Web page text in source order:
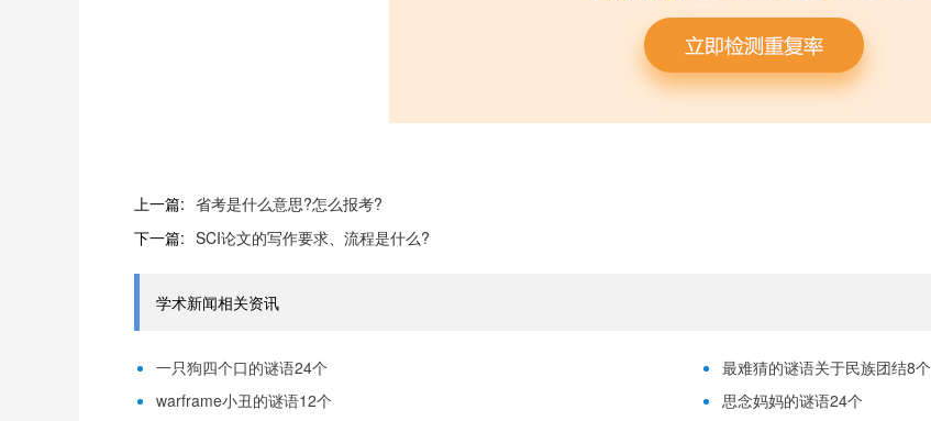
上一篇: 省考是什么意思?怎么报考?
下一篇: SCI论文的写作要求、流程是什么?
学术新闻相关资讯
一只狗四个口的谜语24个
最难猜的谜语关于民族团结8个
warframe小丑的谜语12个
思念妈妈的谜语24个